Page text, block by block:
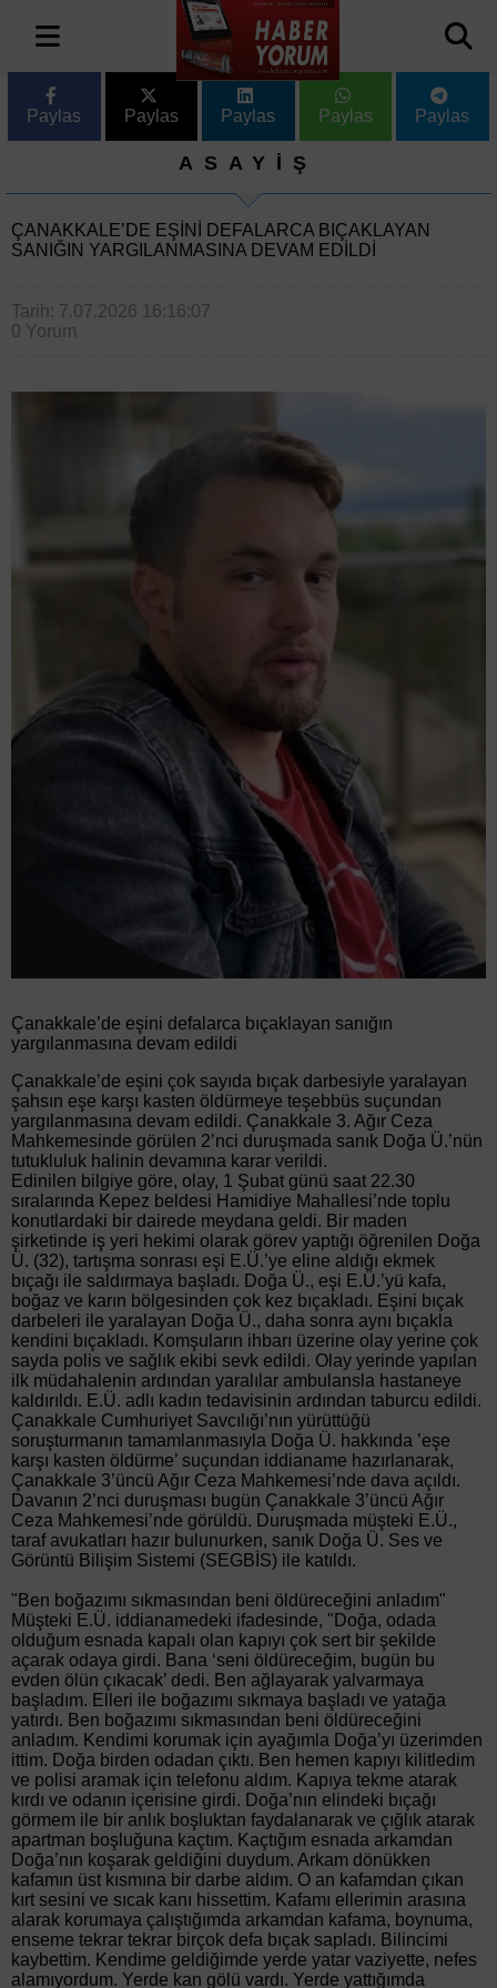
Paylas Paylas Paylas Paylas Paylas
ASAYİŞ
ÇANAKKALE’DE EŞINI DEFALARCA BIÇAKLAYAN
SANIĞIN YARGILANMASINA DEVAM EDILDI
Tarih: 7.07.2026 16:16:07
0 Yorum
Çanakkale’de eşini defalarca bıçaklayan sanığın
yargılanmasına devam edildi
Çanakkale’de eşini çok sayıda bıçak darbesiyle yaralayan
şahsın eşe karşı kasten öldürmeye teşebbüs suçundan
yargılanmasına devam edildi. Çanakkale 3. Ağır Ceza
Mahkemesinde görülen 2’nci duruşmada sanık Doğa Ü.’nün
tutukluluk halinin devamına karar verildi.
Edinilen bilgiye göre, olay, 1 Şubat günü saat 22.30
sıralarında Kepez beldesi Hamidiye Mahallesi’nde toplu
konutlardaki bir dairede meydana geldi. Bir maden
şirketinde iş yeri hekimi olarak görev yaptığı öğrenilen Doğa
Ü. (32), tartışma sonrası eşi E.Ü.’ye eline aldığı ekmek
bıçağı ile saldırmaya başladı. Doğa Ü., eşi E.Ü.’yü kafa,
boğaz ve karın bölgesinden çok kez bıçakladı. Eşini bıçak
darbeleri ile yaralayan Doğa Ü., daha sonra aynı bıçakla
kendini bıçakladı. Komşuların ihbarı üzerine olay yerine çok
sayda polis ve sağlık ekibi sevk edildi. Olay yerinde yapılan
ilk müdahalenin ardından yaralılar ambulansla hastaneye
kaldırıldı. E.Ü. adlı kadın tedavisinin ardından taburcu edildi.
Çanakkale Cumhuriyet Savcılığı’nın yürüttüğü
soruşturmanın tamamlanmasıyla Doğa Ü. hakkında ’eşe
karşı kasten öldürme’ suçundan iddianame hazırlanarak,
Çanakkale 3’üncü Ağır Ceza Mahkemesi’nde dava açıldı.
Davanın 2’nci duruşması bugün Çanakkale 3’üncü Ağır
Ceza Mahkemesi’nde görüldü. Duruşmada müşteki E.Ü.,
taraf avukatları hazır bulunurken, sanık Doğa Ü. Ses ve
Görüntü Bilişim Sistemi (SEGBİS) ile katıldı.
"Ben boğazımı sıkmasından beni öldüreceğini anladım"
Müşteki E.Ü. iddianamedeki ifadesinde, "Doğa, odada
olduğum esnada kapalı olan kapıyı çok sert bir şekilde
açarak odaya girdi. Bana ‘seni öldüreceğim, bugün bu
evden ölün çıkacak’ dedi. Ben ağlayarak yalvarmaya
başladım. Elleri ile boğazımı sıkmaya başladı ve yatağa
yatırdı. Ben boğazımı sıkmasından beni öldüreceğini
anladım. Kendimi korumak için ayağımla Doğa’yı üzerimden
ittim. Doğa birden odadan çıktı. Ben hemen kapıyı kilitledim
ve polisi aramak için telefonu aldım. Kapıya tekme atarak
kırdı ve odanın içerisine girdi. Doğa’nın elindeki bıçağı
görmem ile bir anlık boşluktan faydalanarak ve çığlık atarak
apartman boşluğuna kaçtım. Kaçtığım esnada arkamdan
Doğa’nın koşarak geldiğini duydum. Arkam dönükken
kafamın üst kısmına bir darbe aldım. O an kafamdan çıkan
kırt sesini ve sıcak kanı hissettim. Kafamı ellerimin arasına
alarak korumaya çalıştığımda arkamdan kafama, boynuma,
enseme tekrar tekrar birçok defa bıçak sapladı. Bilincimi
kaybettim. Kendime geldiğimde yerde yatar vaziyette, nefes
alamıyordum. Yerde kan gölü vardı. Yerde yattığımda